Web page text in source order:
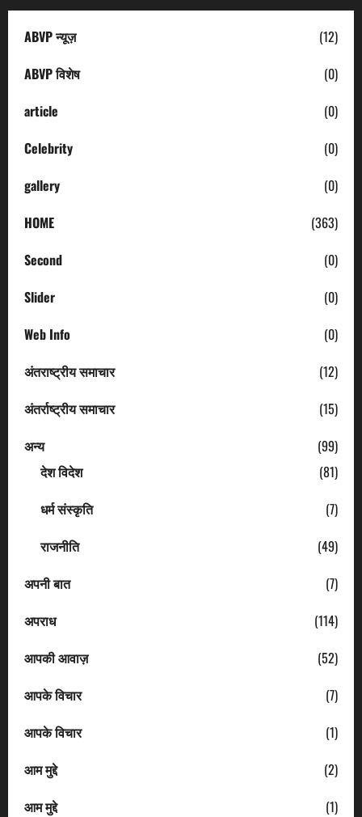
ABVP न्यूज़
(12)
ABVP विशेष
(0)
article
(0)
Celebrity
(0)
gallery
(0)
HOME
(363)
Second
(0)
Slider
(0)
Web Info
(0)
अंतराष्ट्रीय समाचार
(12)
अंतर्राष्ट्रीय समाचार
(15)
अन्य
(99)
देश विदेश
(81)
धर्म संस्कृति
(7)
राजनीति
(49)
अपनी बात
(7)
अपराध
(114)
आपकी आवाज़
(52)
आपके विचार
(7)
आपके विचार
(1)
आम मुद्दे
(2)
आम मुद्दे
(1)